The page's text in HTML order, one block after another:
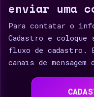
enviar uma
Para contatar o
Cadastro e coloque
fluxo de cadastro.
canais de